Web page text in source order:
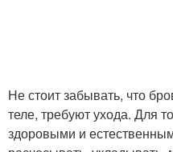
Не стоит забывать, что
теле, требуют ухода. Для
здоровыми и